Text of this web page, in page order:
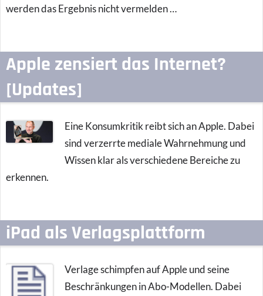
werden das Ergebnis nicht vermelden …
Apple zensiert das Internet?
[Updates]
Eine Konsumkritik reibt sich an Apple. Dabei
sind verzerrte mediale Wahrnehmung und
Wissen klar als verschiedene Bereiche zu
erkennen.
iPad als Verlagsplattform
Verlage schimpfen auf Apple und seine
Beschränkungen in Abo-Modellen. Dabei